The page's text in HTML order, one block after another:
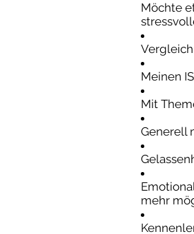
Möchte
Meinen
Mit
Generell
mehr